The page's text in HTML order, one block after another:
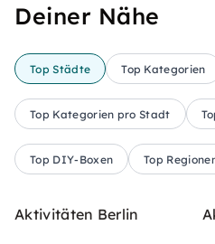
Deiner Nähe
Top Städte Top Kategorien
Top Kategorien pro Stadt
Top DIY-Boxen Top
Aktivitäten Berlin